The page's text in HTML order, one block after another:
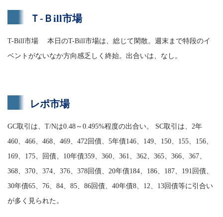
Ｔ-Ｂill市場
T-Bill市場 本日のT-Bill市場は、総じて閑散。週末まで特段のイ
ベントがないなか方向感乏しく終始。出合いは、なし。
レポ市場
GC取引は、T/Nは0.48～0.495%程度の出合い。 SC取引は、2年
460、466、468、469、472回債、5年債146、149、150、155、156、
169、175、回債、10年債359、360、361、362、365、366、367、
368、370、374、376、378回債、20年債184、186、187、191回債、
30年債65、76、84、85、86回債、40年債8、12、13回債等に引合い
が多く見られた。